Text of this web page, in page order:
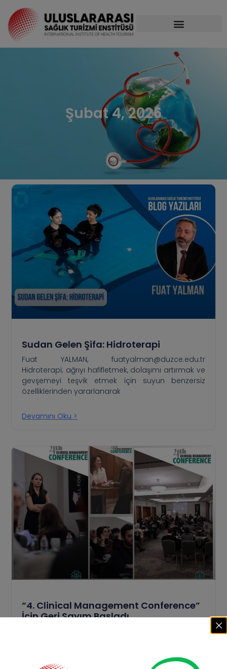
Şubat 4, 2026
Sudan Gelen Şifa: Hidroterapi
Fuat YALMAN, fuatyalman@duzce.edu.tr
Hidroterapi; ağrıyı hafifletmek, dolaşımı artırmak ve
gevşemeyi teşvik etmek için suyun benzersiz
özelliklerinden yararlanarak
Devamını Oku >
“4. Clinical Management Conference”
İçin Geri Sayım Başladı